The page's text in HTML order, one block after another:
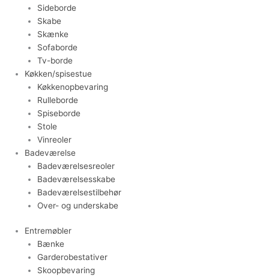
Sideborde
Skabe
Skænke
Sofaborde
Tv-borde
Køkken/spisestue
Køkkenopbevaring
Rulleborde
Spiseborde
Stole
Vinreoler
Badeværelse
Badeværelsesreoler
Badeværelsesskabe
Badeværelsestilbehør
Over- og underskabe
Entremøbler
Bænke
Garderobestativer
Skoopbevaring